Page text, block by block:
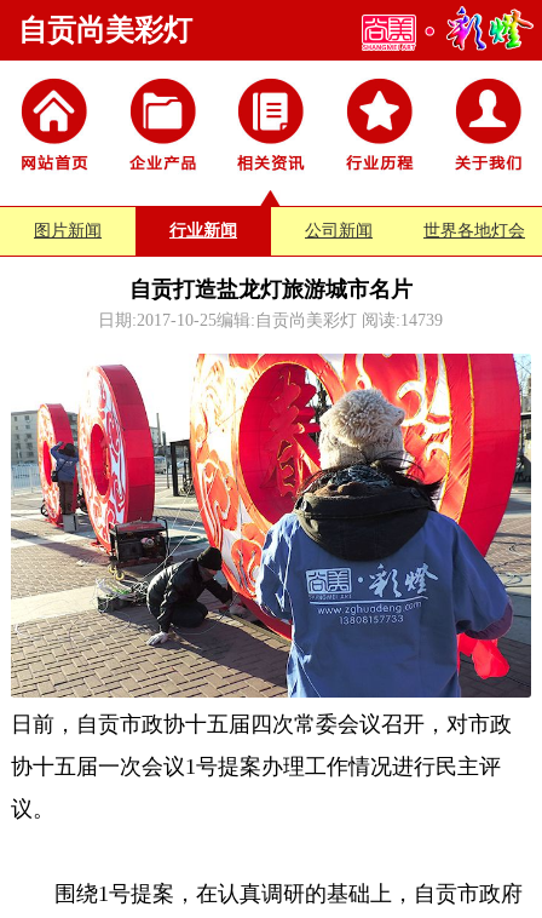
自贡尚美彩灯
图片新闻 行业新闻 公司新闻 世界各地灯会
自贡打造盐龙灯旅游城市名片
日期:2017-10-25编辑:自贡尚美彩灯 阅读:14739
日前，自贡市政协十五届四次常委会议召开，对市政
协十五届一次会议1号提案办理工作情况进行民主评
议。
围绕1号提案，在认真调研的基础上，自贡市政府